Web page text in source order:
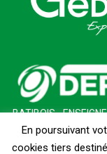
BATIBOIS -
En poursuivant
cookies tiers